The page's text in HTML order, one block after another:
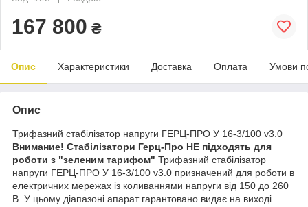
167 800 ₴
Опис Характеристики Доставка Оплата Умови
Опис
Трифазний стабілізатор напруги ГЕРЦ-ПРО У 16-3/100 v3.0
Внимание! Стабілізатори Герц-Про НЕ підходять для
роботи з "зеленим тарифом" Трифазний стабілізатор
напруги ГЕРЦ-ПРО У 16-3/100 v3.0 призначений для роботи в
електричних мережах із коливаннями напруги від 150 до 260
В. У цьому діапазоні апарат гарантовано видає на виході